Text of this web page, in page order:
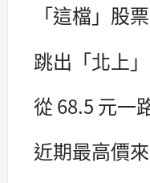
「這檔」股
跳出「北上
從 68.5 元一
近期最高價